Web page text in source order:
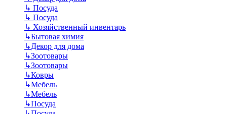
↳ Посуда
↳ Посуда
↳ Хозяйственный инвентарь
↳Бытовая химия
↳Декор для дома
↳Зоотовары
↳Зоотовары
↳Ковры
↳Мебель
↳Мебель
↳Посуда